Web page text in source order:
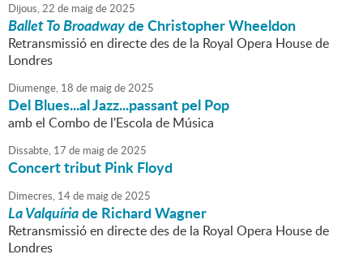
Dijous,22 de maigde2025
Ballet To Broadwayde Christopher Wheeldon
Retransmissió en directe des de la Royal Opera House de
Londres
Diumenge, 18 de maigde2025
Del Blues...al Jazz...passant pel Pop
amb el Combo de l'Escola de Música
Dissabte, 17 de maigde2025
Concert tribut Pink Floyd
Dimecres, 14de maigde2025
La Valquíriade Richard Wagner
Retransmissió en directe des de la Royal Opera House de
Londres